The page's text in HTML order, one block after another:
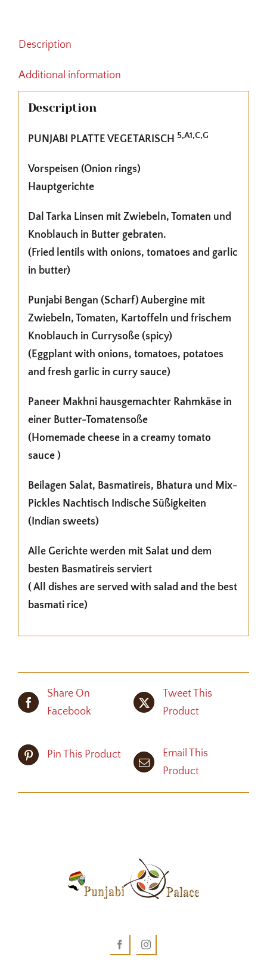
Description
Additional information
Description
PUNJABI PLATTE VEGETARISCH 5,A1,C,G
Vorspeisen (Onion rings)
Hauptgerichte
Dal Tarka Linsen mit Zwiebeln, Tomaten und
Knoblauch in Butter gebraten.
(Fried lentils with onions, tomatoes and garlic
in butter)
Punjabi Bengan (Scharf) Aubergine mit
Zwiebeln, Tomaten, Kartoffeln und frischem
Knoblauch in Currysoße (spicy)
(Eggplant with onions, tomatoes, potatoes
and fresh garlic in curry sauce)
Paneer Makhni hausgemachter Rahmkäse in
einer Butter-Tomatensoße
(Homemade cheese in a creamy tomato
sauce )
Beilagen Salat, Basmatireis, Bhatura und Mix-
Pickles Nachtisch Indische Süßigkeiten
(Indian sweets)
Alle Gerichte werden mit Salat und dem
besten Basmatireis serviert
( All dishes are served with salad and the best
basmati rice)
Share On
Facebook
Tweet This
Product
Pin This Product
Email This
Product